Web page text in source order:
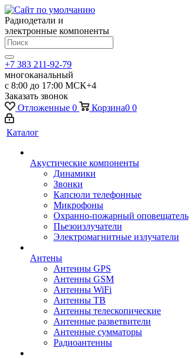
Радиодетали и
электронные компоненты
+7 383 211-92-79
многоканальный
с 8:00 до 17:00 МСК+4
Заказать звонок
Отложенные 0 Корзина0 0
Каталог
Акустические компоненты
Динамики
Звонки
Капсюли телефонные
Микрофоны
Охранно-пожарный оповещатель
Пьезоизлучатели
Электромагнитные излучатели
Антены
Антенны GPS
Антенны GSM
Антенны WiFi
Антенны ТВ
Антенны телескопические
Антенные разветвители
Антенные сумматоры
Радиоантенны